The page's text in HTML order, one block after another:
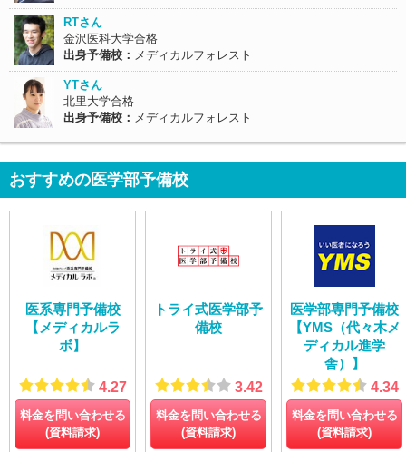
RTさん
金沢医科大学合格
出身予備校： メディカルフォレスト
YTさん
北里大学合格
出身予備校： メディカルフォレスト
おすすめの医学部予備校
医系専門予備校
【メディカルラ
ボ】
4.27
料金を問い合わせる
(資料請求)
トライ式医学部予
備校
3.42
料金を問い合わせる
(資料請求)
医学部専門予備校
【YMS（代々木メ
ディカル進学
舎）】
4.34
料金を問い合わせる
(資料請求)